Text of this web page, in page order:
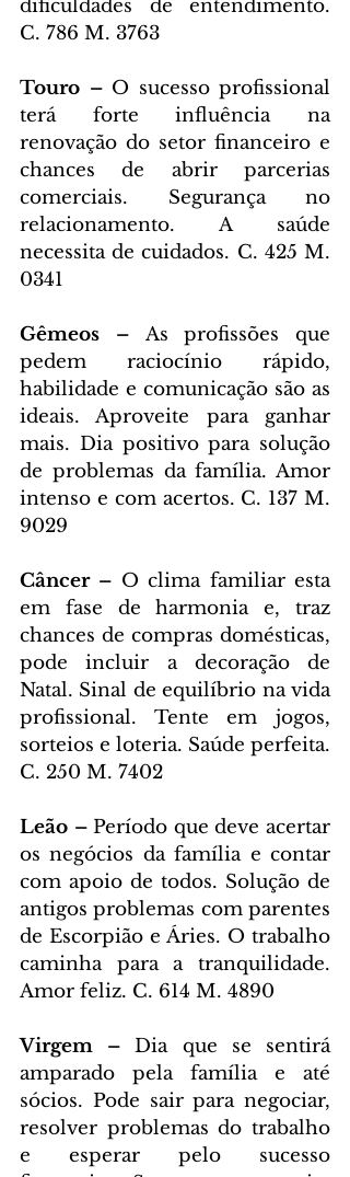
dificuldades de entendimento.
C. 786 M. 3763
Touro – O sucesso profissional
terá forte influência na
renovação do setor financeiro e
chances de abrir parcerias
comerciais. Segurança no
relacionamento. A saúde
necessita de cuidados. C. 425 M.
0341
Gêmeos – As profissões que
pedem raciocínio rápido,
habilidade e comunicação são as
ideais. Aproveite para ganhar
mais. Dia positivo para solução
de problemas da família. Amor
intenso e com acertos. C. 137 M.
9029
Câncer – O clima familiar esta
em fase de harmonia e, traz
chances de compras domésticas,
pode incluir a decoração de
Natal. Sinal de equilíbrio na vida
profissional. Tente em jogos,
sorteios e loteria. Saúde perfeita.
C. 250 M. 7402
Leão – Período que deve acertar
os negócios da família e contar
com apoio de todos. Solução de
antigos problemas com parentes
de Escorpião e Áries. O trabalho
caminha para a tranquilidade.
Amor feliz. C. 614 M. 4890
Virgem – Dia que se sentirá
amparado pela família e até
sócios. Pode sair para negociar,
resolver problemas do trabalho
e esperar pelo sucesso